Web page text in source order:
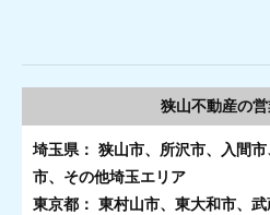
狭山不動産の
埼玉県： 狭山市、所沢市、入間
市、その他埼玉エリア
東京都： 東村山市、東大和市、